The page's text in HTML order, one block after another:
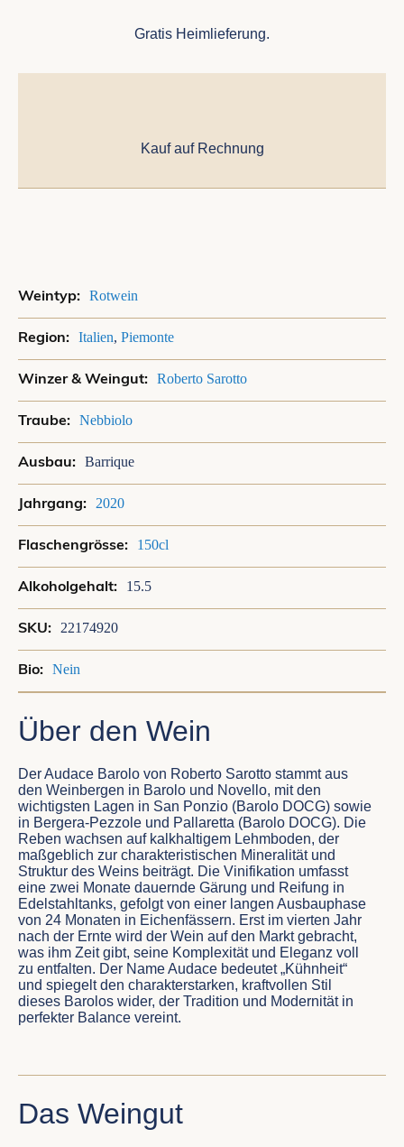
Gratis Heimlieferung.
Kauf auf Rechnung
Mehr
Informationen
Rotwein
Italien, Piemonte
Roberto Sarotto
Nebbiolo
Barrique
2020
150cl
15.5
22174920
Nein
Über den Wein
Der Audace Barolo von Roberto Sarotto stammt aus
den Weinbergen in Barolo und Novello, mit den
wichtigsten Lagen in San Ponzio (Barolo DOCG) sowie
in Bergera-Pezzole und Pallaretta (Barolo DOCG). Die
Reben wachsen auf kalkhaltigem Lehmboden, der
maßgeblich zur charakteristischen Mineralität und
Struktur des Weins beiträgt. Die Vinifikation umfasst
eine zwei Monate dauernde Gärung und Reifung in
Edelstahltanks, gefolgt von einer langen Ausbauphase
von 24 Monaten in Eichenfässern. Erst im vierten Jahr
nach der Ernte wird der Wein auf den Markt gebracht,
was ihm Zeit gibt, seine Komplexität und Eleganz voll
zu entfalten. Der Name Audace bedeutet „Kühnheit“
und spiegelt den charakterstarken, kraftvollen Stil
dieses Barolos wider, der Tradition und Modernität in
perfekter Balance vereint.
Das Weingut